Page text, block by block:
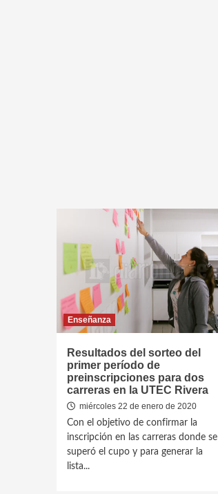
Enseñanza
Resultados del sorteo del
primer período de
preinscripciones para dos
carreras en la UTEC Rivera
miércoles 22 de enero de 2020
Con el objetivo de confirmar la
inscripción en las carreras donde se
superó el cupo y para generar la
lista...